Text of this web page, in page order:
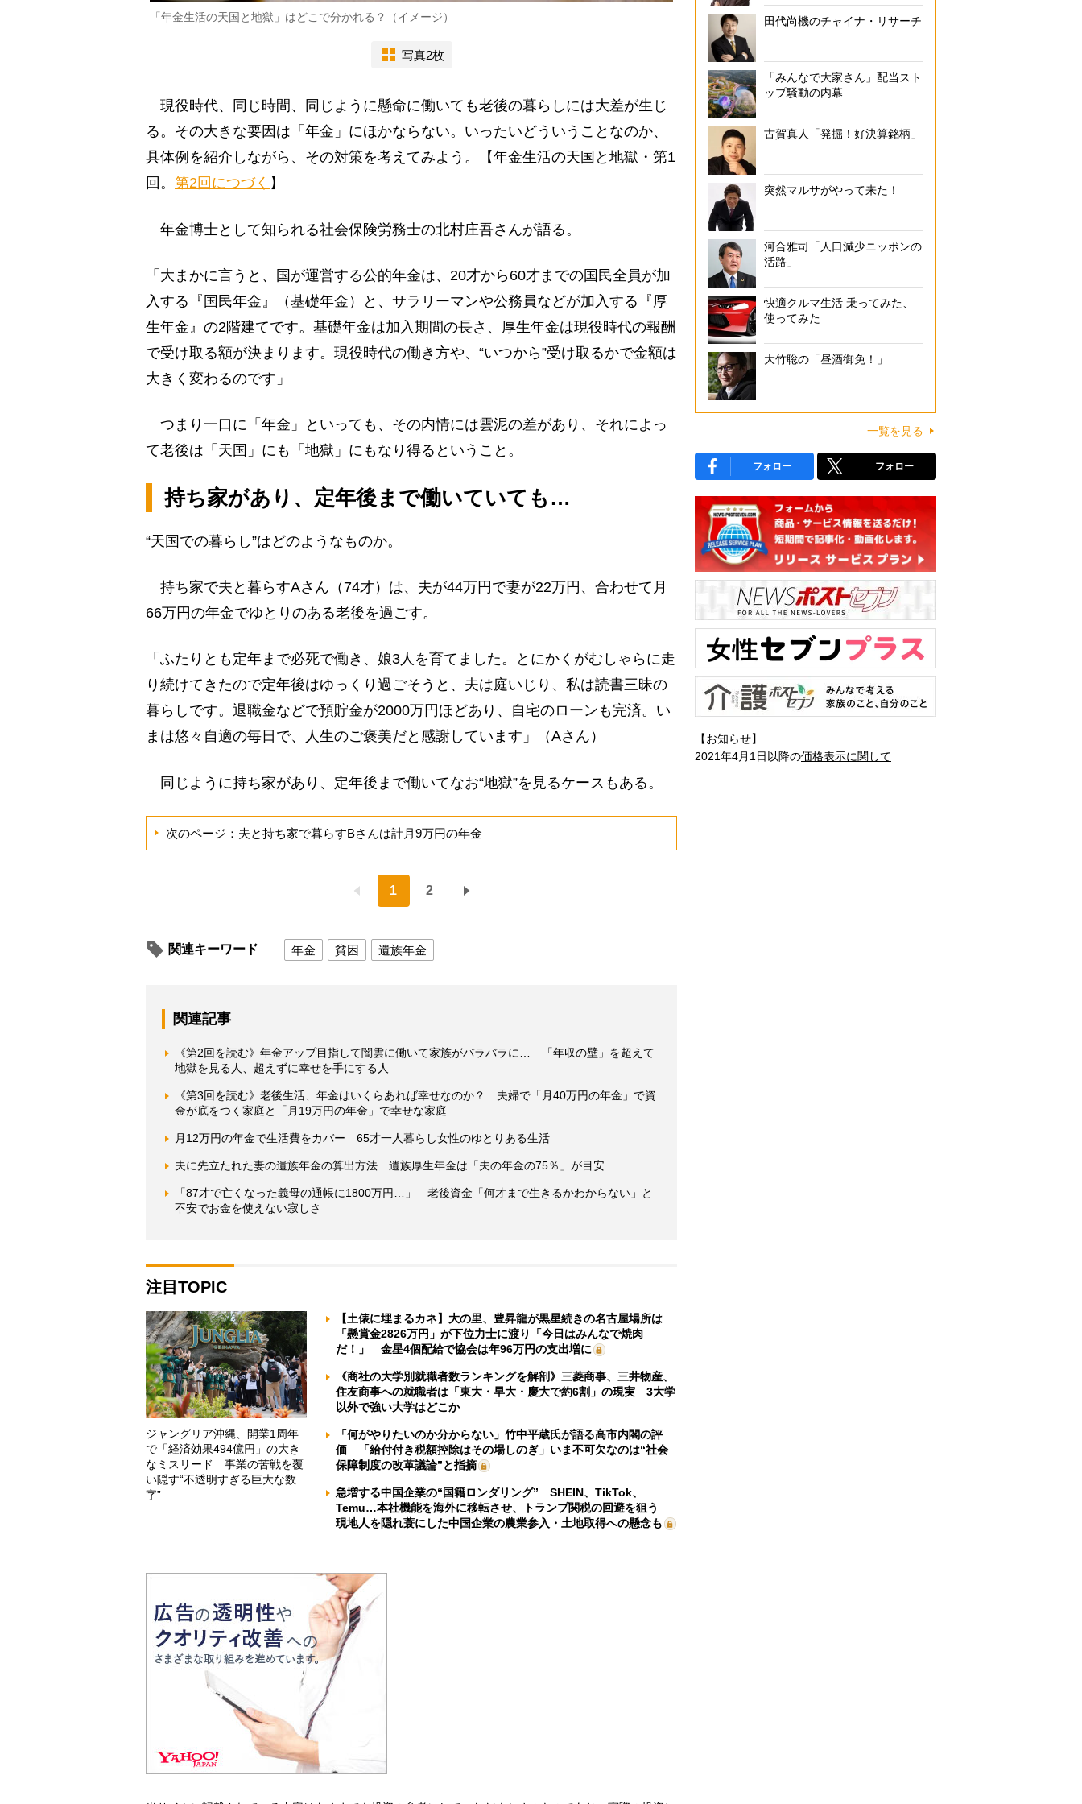
「年金生活の天国と地獄」はどこで分かれる？（イメージ）
写真2枚
現役時代、同じ時間、同じように懸命に働いても老後の暮らしには大差が生じ
る。その大きな要因は「年金」にほかならない。いったいどういうことなのか、
具体例を紹介しながら、その対策を考えてみよう。【年金生活の天国と地獄・第1
回。 第2回につづく 】
年金博士として知られる社会保険労務士の北村庄吾さんが語る。
「大まかに言うと、国が運営する公的年金は、20才から60才までの国民全員が加
入する『国民年金』（基礎年金）と、サラリーマンや公務員などが加入する『厚
生年金』の2階建てです。基礎年金は加入期間の長さ、厚生年金は現役時代の報酬
で受け取る額が決まります。現役時代の働き方や、“いつから”受け取るかで金額は
大きく変わるのです」
つまり一口に「年金」といっても、その内情には雲泥の差があり、それによっ
て老後は「天国」にも「地獄」にもなり得るということ。
持ち家があり、定年後まで働いていても…
“天国での暮らし”はどのようなものか。
持ち家で夫と暮らすAさん（74才）は、夫が44万円で妻が22万円、合わせて月
66万円の年金でゆとりのある老後を過ごす。
「ふたりとも定年まで必死で働き、娘3人を育てました。とにかくがむしゃらに走
り続けてきたので定年後はゆっくり過ごそうと、夫は庭いじり、私は読書三昧の
暮らしです。退職金などで預貯金が2000万円ほどあり、自宅のローンも完済。い
まは悠々自適の毎日で、人生のご褒美だと感謝しています」（Aさん）
同じように持ち家があり、定年後まで働いてなお“地獄”を見るケースもある。
次のページ：夫と持ち家で暮らすBさんは計月9万円の年金
1 2
関連キーワード 年金 貧困 遺族年金
関連記事
《第2回を読む》年金アップ目指して闇雲に働いて家族がバラバラに… 「年収の壁」を超えて
地獄を見る人、超えずに幸せを手にする人
《第3回を読む》老後生活、年金はいくらあれば幸せなのか？ 夫婦で「月40万円の年金」で資
金が底をつく家庭と「月19万円の年金」で幸せな家庭
月12万円の年金で生活費をカバー 65才一人暮らし女性のゆとりある生活
夫に先立たれた妻の遺族年金の算出方法 遺族厚生年金は「夫の年金の75％」が目安
「87才で亡くなった義母の通帳に1800万円…」 老後資金「何才まで生きるかわからない」と
不安でお金を使えない寂しさ
注目TOPIC
ジャングリア沖縄、開業1周年
で「経済効果494億円」の大き
なミスリード 事業の苦戦を覆
い隠す“不透明すぎる巨大な数
字”
【土俵に埋まるカネ】大の里、豊昇龍が黒星続きの名古屋場所は
「懸賞金2826万円」が下位力士に渡り「今日はみんなで焼肉
だ！」 金星4個配給で協会は年96万円の支出増に
《商社の大学別就職者数ランキングを解剖》三菱商事、三井物産、
住友商事への就職者は「東大・早大・慶大で約6割」の現実 3大学
以外で強い大学はどこか
「何がやりたいのか分からない」竹中平蔵氏が語る高市内閣の評
価 「給付付き税額控除はその場しのぎ」いま不可欠なのは“社会
保障制度の改革議論”と指摘
急増する中国企業の“国籍ロンダリング” SHEIN、TikTok、
Temu…本社機能を海外に移転させ、トランプ関税の回避を狙う
現地人を隠れ蓑にした中国企業の農業参入・土地取得への懸念も
田代尚機のチャイナ・リサーチ
「みんなで大家さん」配当スト
ップ騒動の内幕
古賀真人「発掘！好決算銘柄」
突然マルサがやって来た！
河合雅司「人口減少ニッポンの
活路」
快適クルマ生活 乗ってみた、
使ってみた
大竹聡の「昼酒御免！」
一覧を見る
フォロー フォロー
【お知らせ】
2021年4月1日以降の価格表示に関して